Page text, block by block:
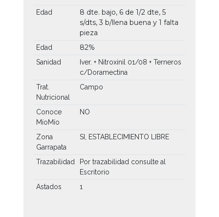
Edad
8 dte. bajo, 6 de 1/2 dte, 5
s/dts, 3 b/llena buena y 1 falta
pieza
Edad 82%
Sanidad
Iver. + Nitroxinil 01/08 + Terneros
c/Doramectina
Trat.
Nutricional
Campo
Conoce
MíoMío
NO
Zona
Garrapata
SI, ESTABLECIMIENTO LIBRE
Trazabilidad
Por trazabilidad consulte al
Escritorio
Astados
1